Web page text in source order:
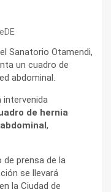
Sanatorio Otamendi,
un cuadro de
abdominal.
intervenida
de hernia
,
de prensa de la
se llevará
la Ciudad de